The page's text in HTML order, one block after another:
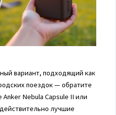
вариант, подходящий как
поездок — обратите
Nebula Capsule II или
лучшие